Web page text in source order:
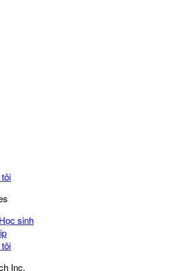
sinh
Inc.